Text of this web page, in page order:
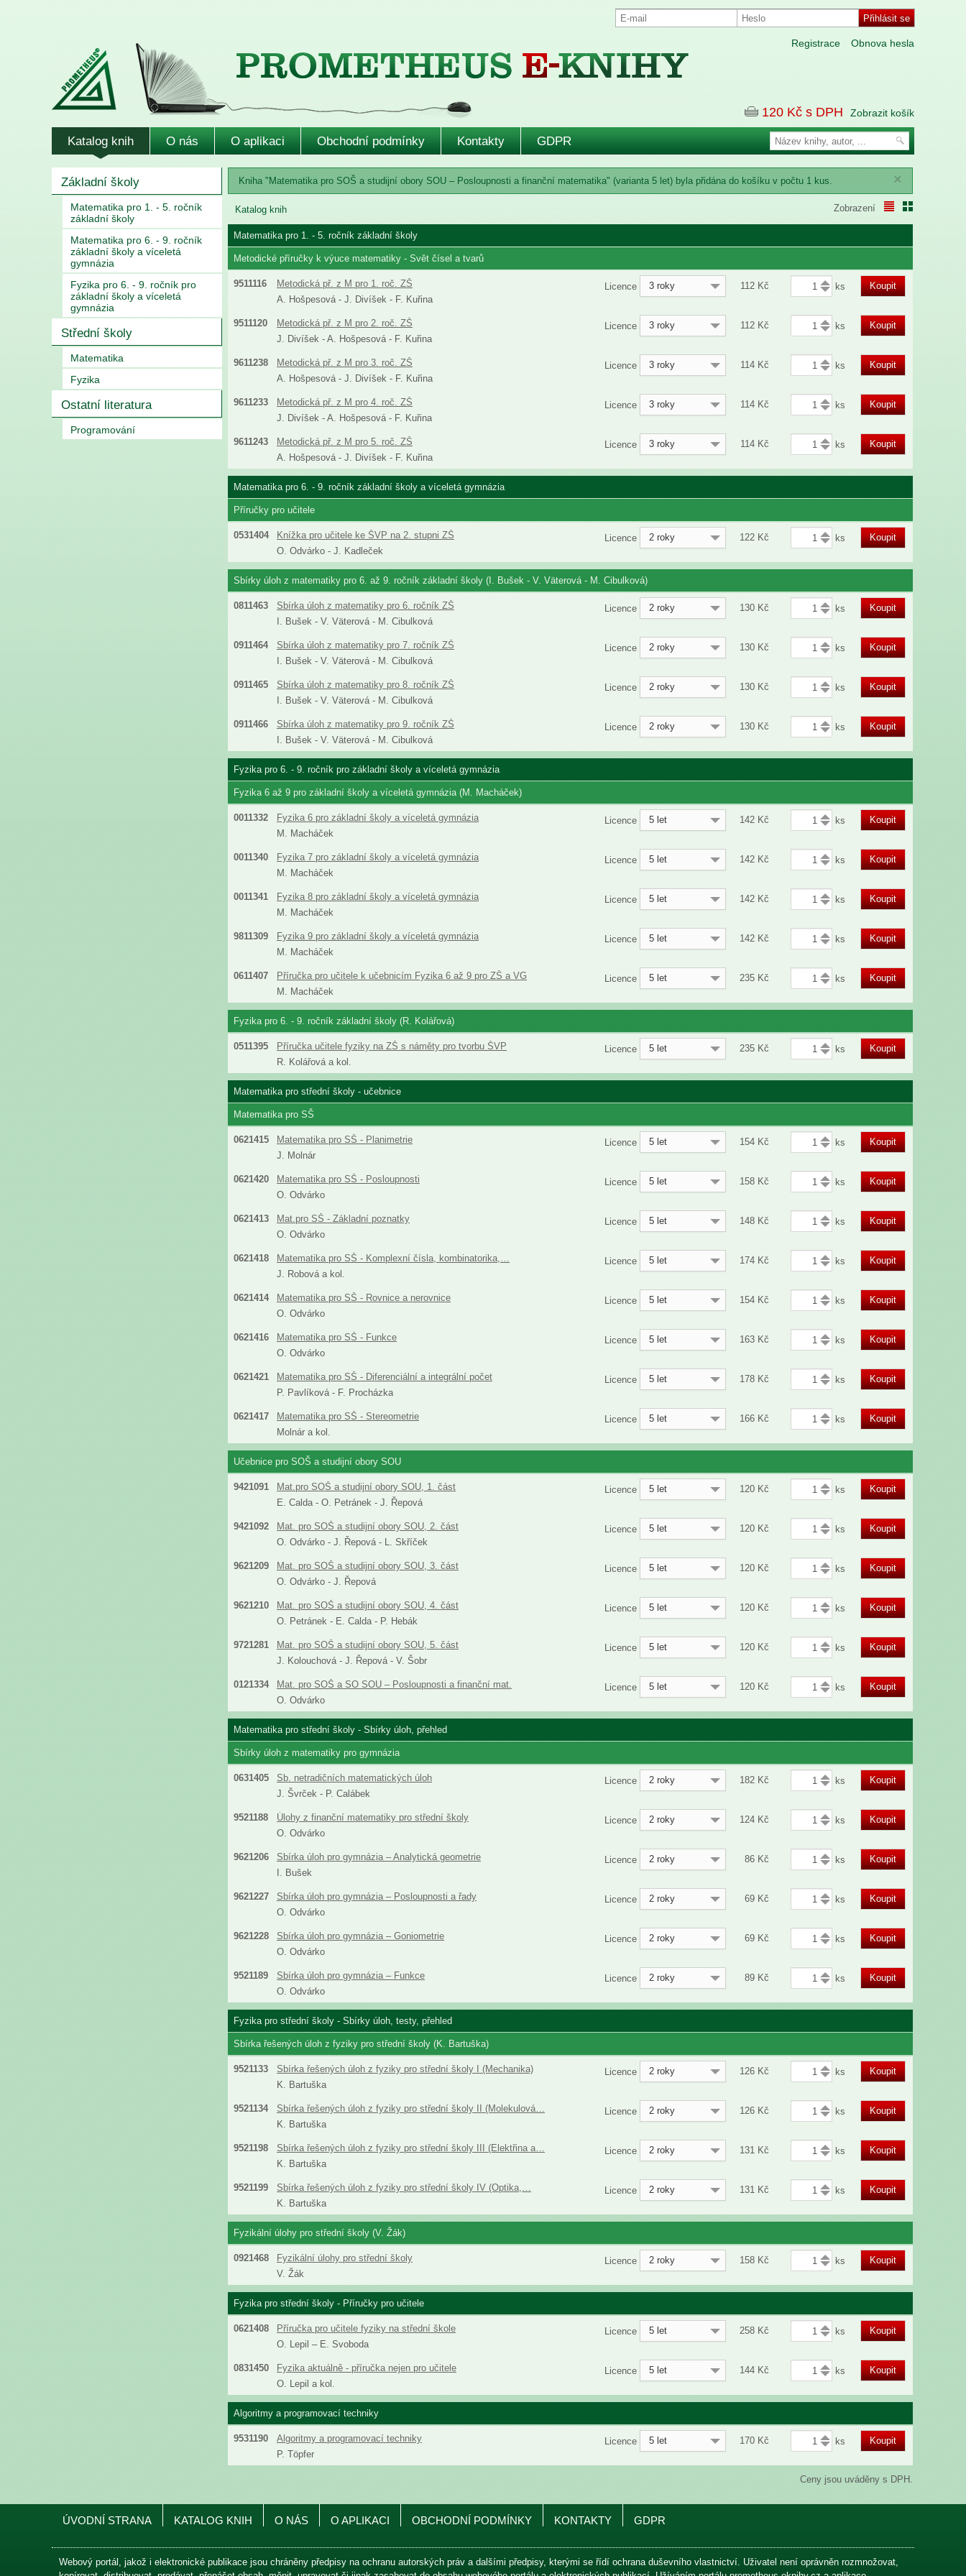
Obnova hesla
Registrace
120 Kč s DPH Zobrazit košík
Katalog knih O nás O aplikaci Obchodní podmínky Kontakty GDPR
Základní školy
Matematika pro 1. - 5. ročník
základní školy
Matematika pro 6. - 9. ročník
základní školy a víceletá
gymnázia
Fyzika pro 6. - 9. ročník pro
základní školy a víceletá
gymnázia
Střední školy
Matematika
Fyzika
Ostatní literatura
Programování
×
Kniha "Matematika pro SOŠ a studijní obory SOU – Posloupnosti a finanční matematika" (varianta 5 let) byla přidána do košíku v počtu 1 kus.
Zobrazení
Katalog knih
Matematika pro 1. - 5. ročník základní školy
Metodické příručky k výuce matematiky - Svět čísel a tvarů
9511116
Metodická př. z M pro 1. roč. ZŠ
A. Hošpesová - J. Divíšek - F. Kuřina
Licence 3 roky 112 Kč Koupit
9511120
Metodická př. z M pro 2. roč. ZŠ
J. Divíšek - A. Hošpesová - F. Kuřina
Licence 3 roky 112 Kč Koupit
9611238
Metodická př. z M pro 3. roč. ZŠ
A. Hošpesová - J. Divíšek - F. Kuřina
Licence 3 roky 114 Kč Koupit
9611233
Metodická př. z M pro 4. roč. ZŠ
J. Divíšek - A. Hošpesová - F. Kuřina
Licence 3 roky 114 Kč Koupit
9611243
Metodická př. z M pro 5. roč. ZŠ
A. Hošpesová - J. Divíšek - F. Kuřina
Licence 3 roky 114 Kč Koupit
Matematika pro 6. - 9. ročník základní školy a víceletá gymnázia
Příručky pro učitele
0531404
Knížka pro učitele ke ŠVP na 2. stupni ZŠ
O. Odvárko - J. Kadleček
Licence 2 roky 122 Kč Koupit
Sbírky úloh z matematiky pro 6. až 9. ročník základní školy (I. Bušek - V. Väterová - M. Cibulková)
0811463
Sbírka úloh z matematiky pro 6. ročník ZŠ
I. Bušek - V. Väterová - M. Cibulková
Licence 2 roky 130 Kč Koupit
0911464
Sbírka úloh z matematiky pro 7. ročník ZŠ
I. Bušek - V. Väterová - M. Cibulková
Licence 2 roky 130 Kč Koupit
0911465
Sbírka úloh z matematiky pro 8. ročník ZŠ
I. Bušek - V. Väterová - M. Cibulková
Licence 2 roky 130 Kč Koupit
0911466
Sbírka úloh z matematiky pro 9. ročník ZŠ
I. Bušek - V. Väterová - M. Cibulková
Licence 2 roky 130 Kč Koupit
Fyzika pro 6. - 9. ročník pro základní školy a víceletá gymnázia
Fyzika 6 až 9 pro základní školy a víceletá gymnázia (M. Macháček)
0011332
Fyzika 6 pro základní školy a víceletá gymnázia
M. Macháček
Licence 5 let 142 Kč Koupit
0011340
Fyzika 7 pro základní školy a víceletá gymnázia
M. Macháček
Licence 5 let 142 Kč Koupit
0011341
Fyzika 8 pro základní školy a víceletá gymnázia
M. Macháček
Licence 5 let 142 Kč Koupit
9811309
Fyzika 9 pro základní školy a víceletá gymnázia
M. Macháček
Licence 5 let 142 Kč Koupit
0611407
Příručka pro učitele k učebnicím Fyzika 6 až 9 pro ZŠ a VG
M. Macháček
Licence 5 let 235 Kč Koupit
Fyzika pro 6. - 9. ročník základní školy (R. Kolářová)
0511395
Příručka učitele fyziky na ZŠ s náměty pro tvorbu ŠVP
R. Kolářová a kol.
Licence 5 let 235 Kč Koupit
Matematika pro střední školy - učebnice
Matematika pro SŠ
0621415
Matematika pro SŠ - Planimetrie
J. Molnár
Licence 5 let 154 Kč Koupit
0621420
Matematika pro SŠ - Posloupnosti
O. Odvárko
Licence 5 let 158 Kč Koupit
0621413
Mat.pro SŠ - Základní poznatky
O. Odvárko
Licence 5 let 148 Kč Koupit
0621418
Matematika pro SŠ - Komplexní čísla, kombinatorika,…
J. Robová a kol.
Licence 5 let 174 Kč Koupit
0621414
Matematika pro SŠ - Rovnice a nerovnice
O. Odvárko
Licence 5 let 154 Kč Koupit
0621416
Matematika pro SŠ - Funkce
O. Odvárko
Licence 5 let 163 Kč Koupit
0621421
Matematika pro SŠ - Diferenciální a integrální počet
P. Pavlíková - F. Procházka
Licence 5 let 178 Kč Koupit
0621417
Matematika pro SŠ - Stereometrie
Molnár a kol.
Licence 5 let 166 Kč Koupit
Učebnice pro SOŠ a studijní obory SOU
9421091
Mat.pro SOŠ a studijní obory SOU, 1. část
E. Calda - O. Petránek - J. Řepová
Licence 5 let 120 Kč Koupit
9421092
Mat. pro SOŠ a studijní obory SOU, 2. část
O. Odvárko - J. Řepová - L. Skříček
Licence 5 let 120 Kč Koupit
9621209
Mat. pro SOŠ a studijní obory SOU, 3. část
O. Odvárko - J. Řepová
Licence 5 let 120 Kč Koupit
9621210
Mat. pro SOŠ a studijní obory SOU, 4. část
O. Petránek - E. Calda - P. Hebák
Licence 5 let 120 Kč Koupit
9721281
Mat. pro SOŠ a studijní obory SOU, 5. část
J. Kolouchová - J. Řepová - V. Šobr
Licence 5 let 120 Kč Koupit
0121334
Mat. pro SOŠ a SO SOU – Posloupnosti a finanční mat.
O. Odvárko
Licence 5 let 120 Kč Koupit
Matematika pro střední školy - Sbírky úloh, přehled
Sbírky úloh z matematiky pro gymnázia
0631405
Sb. netradičních matematických úloh
J. Švrček - P. Calábek
Licence 2 roky 182 Kč Koupit
9521188
Úlohy z finanční matematiky pro střední školy
O. Odvárko
Licence 2 roky 124 Kč Koupit
9621206
Sbírka úloh pro gymnázia – Analytická geometrie
I. Bušek
Licence 2 roky 86 Kč Koupit
9621227
Sbírka úloh pro gymnázia – Posloupnosti a řady
O. Odvárko
Licence 2 roky 69 Kč Koupit
9621228
Sbírka úloh pro gymnázia – Goniometrie
O. Odvárko
Licence 2 roky 69 Kč Koupit
9521189
Sbírka úloh pro gymnázia – Funkce
O. Odvárko
Licence 2 roky 89 Kč Koupit
Fyzika pro střední školy - Sbírky úloh, testy, přehled
Sbírka řešených úloh z fyziky pro střední školy (K. Bartuška)
9521133
Sbírka řešených úloh z fyziky pro střední školy I (Mechanika)
K. Bartuška
Licence 2 roky 126 Kč Koupit
9521134
Sbírka řešených úloh z fyziky pro střední školy II (Molekulová…
K. Bartuška
Licence 2 roky 126 Kč Koupit
9521198
Sbírka řešených úloh z fyziky pro střední školy III (Elektřina a…
K. Bartuška
Licence 2 roky 131 Kč Koupit
9521199
Sbírka řešených úloh z fyziky pro střední školy IV (Optika,…
K. Bartuška
Licence 2 roky 131 Kč Koupit
Fyzikální úlohy pro střední školy (V. Žák)
0921468
Fyzikální úlohy pro střední školy
V. Žák
Licence 2 roky 158 Kč Koupit
Fyzika pro střední školy - Příručky pro učitele
0621408
Příručka pro učitele fyziky na střední škole
O. Lepil – E. Svoboda
Licence 5 let 258 Kč Koupit
0831450
Fyzika aktuálně - příručka nejen pro učitele
O. Lepil a kol.
Licence 5 let 144 Kč Koupit
Algoritmy a programovací techniky
9531190
Algoritmy a programovací techniky
P. Töpfer
Licence 5 let 170 Kč Koupit
Ceny jsou uváděny s DPH.
ÚVODNÍ STRANA KATALOG KNIH O NÁS O APLIKACI OBCHODNÍ PODMÍNKY KONTAKTY GDPR
Webový portál, jakož i elektronické publikace jsou chráněny předpisy na ochranu autorských práv a dalšími předpisy, kterými se řídí ochrana duševního vlastnictví. Uživatel není oprávněn rozmnožovat,